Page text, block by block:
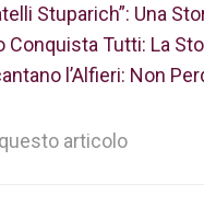
Stuparich”: Una
Conquista Tutti: La
l’Alfieri: Non
articolo